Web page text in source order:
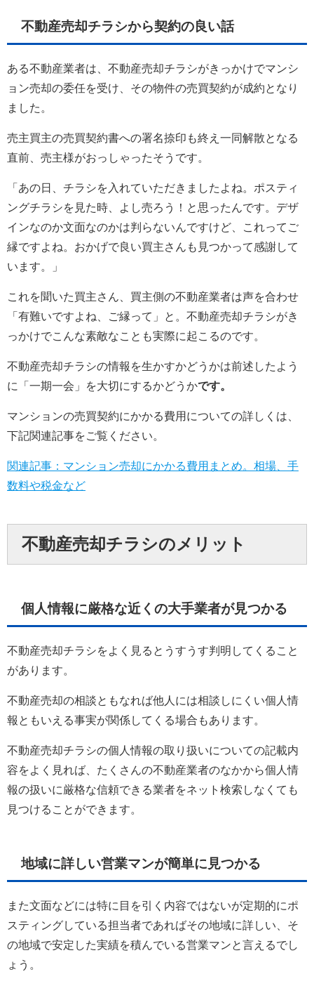
不動産売却チラシから契約の良い話
ある不動産業者は、不動産売却チラシがきっかけでマンシ
ョン売却の委任を受け、その物件の売買契約が成約となり
ました。
売主買主の売買契約書への署名捺印も終え一同解散となる
直前、売主様がおっしゃったそうです。
「あの日、チラシを入れていただきましたよね。ポスティ
ングチラシを見た時、よし売ろう！と思ったんです。デザ
インなのか文面なのかは判らないんですけど、これってご
縁ですよね。おかげで良い買主さんも見つかって感謝して
います。」
これを聞いた買主さん、買主側の不動産業者は声を合わせ
「有難いですよね、ご縁って」と。不動産売却チラシがき
っかけでこんな素敵なことも実際に起こるのです。
不動産売却チラシの情報を生かすかどうかは前述したよう
に「一期一会」を大切にするかどうかです。
マンションの売買契約にかかる費用についての詳しくは、
下記関連記事をご覧ください。
関連記事：マンション売却にかかる費用まとめ。相場、手
数料や税金など
不動産売却チラシのメリット
個人情報に厳格な近くの大手業者が見つかる
不動産売却チラシをよく見るとうすうす判明してくること
があります。
不動産売却の相談ともなれば他人には相談しにくい個人情
報ともいえる事実が関係してくる場合もあります。
不動産売却チラシの個人情報の取り扱いについての記載内
容をよく見れば、たくさんの不動産業者のなかから個人情
報の扱いに厳格な信頼できる業者をネット検索しなくても
見つけることができます。
地域に詳しい営業マンが簡単に見つかる
また文面などには特に目を引く内容ではないが定期的にポ
スティングしている担当者であればその地域に詳しい、そ
の地域で安定した実績を積んでいる営業マンと言えるでし
ょう。